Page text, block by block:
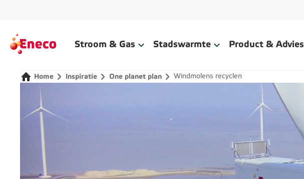
Home Stroom & Gas Stadswarmte Product & Advies
Home Inspiratie One planet plan Windmolens recyclen